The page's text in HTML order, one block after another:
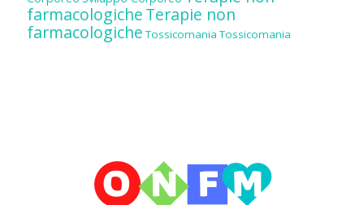
farmacologicheTerapie non
farmacologiche Tossicomania Tossicomania